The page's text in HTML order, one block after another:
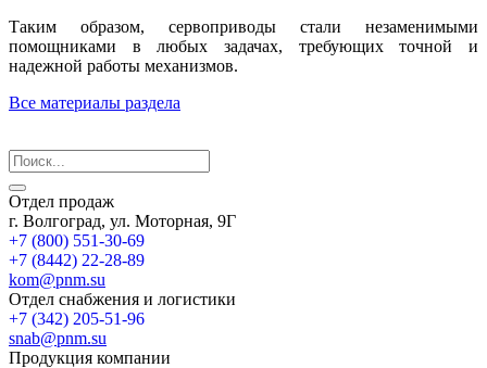
Таким образом, сервоприводы стали незаменимыми
помощниками в любых задачах, требующих точной и
надежной работы механизмов.
Все материалы раздела
Отдел продаж
г. Волгоград, ул. Моторная, 9Г
+7 (800) 551-30-69
+7 (8442) 22-28-89
kom@pnm.su
Отдел снабжения и логистики
+7 (342) 205-51-96
snab@pnm.su
Продукция компании